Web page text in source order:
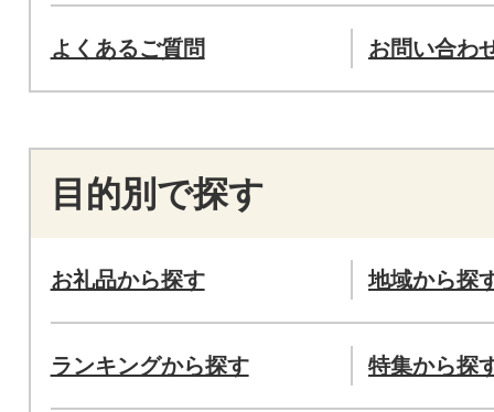
よくあるご質問 お問い合わ
目的別で探す
お礼品から探す 地域から探
ランキングから探す 特集から探